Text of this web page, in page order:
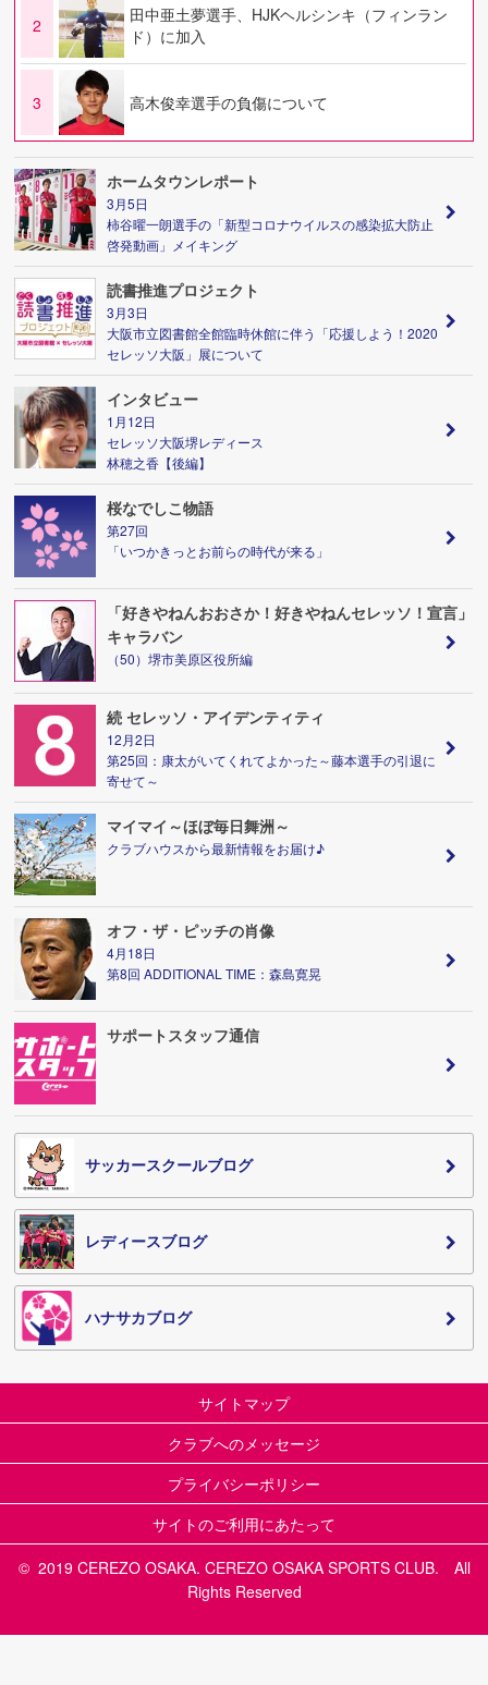
2
田中亜土夢選手、HJKヘルシンキ（フィンラン
ド）に加入
3 高木俊幸選手の負傷について
ホームタウンレポート
3月5日
柿谷曜一朗選手の「新型コロナウイルスの感染拡大防止
啓発動画」メイキング
読書推進プロジェクト
3月3日
大阪市立図書館全館臨時休館に伴う「応援しよう！2020
セレッソ大阪」展について
インタビュー
1月12日
セレッソ大阪堺レディース
林穂之香【後編】
桜なでしこ物語
第27回
「いつかきっとお前らの時代が来る」
「好きやねんおおさか！好きやねんセレッソ！宣言」
キャラバン
（50）堺市美原区役所編
続 セレッソ・アイデンティティ
12月2日
第25回：康太がいてくれてよかった～藤本選手の引退に
寄せて～
マイマイ～ほぼ毎日舞洲～
クラブハウスから最新情報をお届け♪
オフ・ザ・ピッチの肖像
4月18日
第8回 ADDITIONAL TIME：森島寛晃
サポートスタッフ通信
サッカースクールブログ
レディースブログ
ハナサカブログ
サイトマップ
クラブへのメッセージ
プライバシーポリシー
サイトのご利用にあたって
© 2019 CEREZO OSAKA. CEREZO OSAKA SPORTS CLUB. All
Rights Reserved